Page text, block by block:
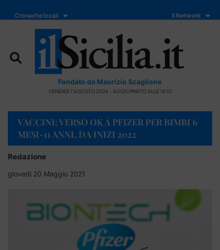
Cronache locali Il Network
Fondato da Maurizio Scaglione
VENERDÌ 7 AGOSTO 2026 - AGGIORNATO ALLE 18:01
VACCINI: VERSO OK A PFIZER PER BIMBI 6
MESI-11 ANNI, DA INIZI 2022
Redazione
giovedì 20 Maggio 2021